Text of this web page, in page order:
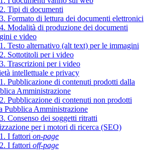
Tipi di documenti
Formato di lettura dei documenti elettronici
Modalità di produzione dei documenti
e video
Testo alternativo (alt text) per le immagini
Sottotitoli per i video
Trascrizioni per i video
intellettuale e privacy
Pubblicazione di contenuti prodotti dalla
Amministrazione
Pubblicazione di contenuti non prodotti
Pubblica Amministrazione
Consenso dei soggetti ritratti
per i motori di ricerca (SEO)
I fattori on-page
I fattori off-page